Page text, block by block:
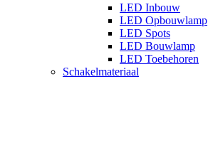
LED Inbouw
LED Opbouwlamp
LED Spots
LED Bouwlamp
LED Toebehoren
Schakelmateriaal